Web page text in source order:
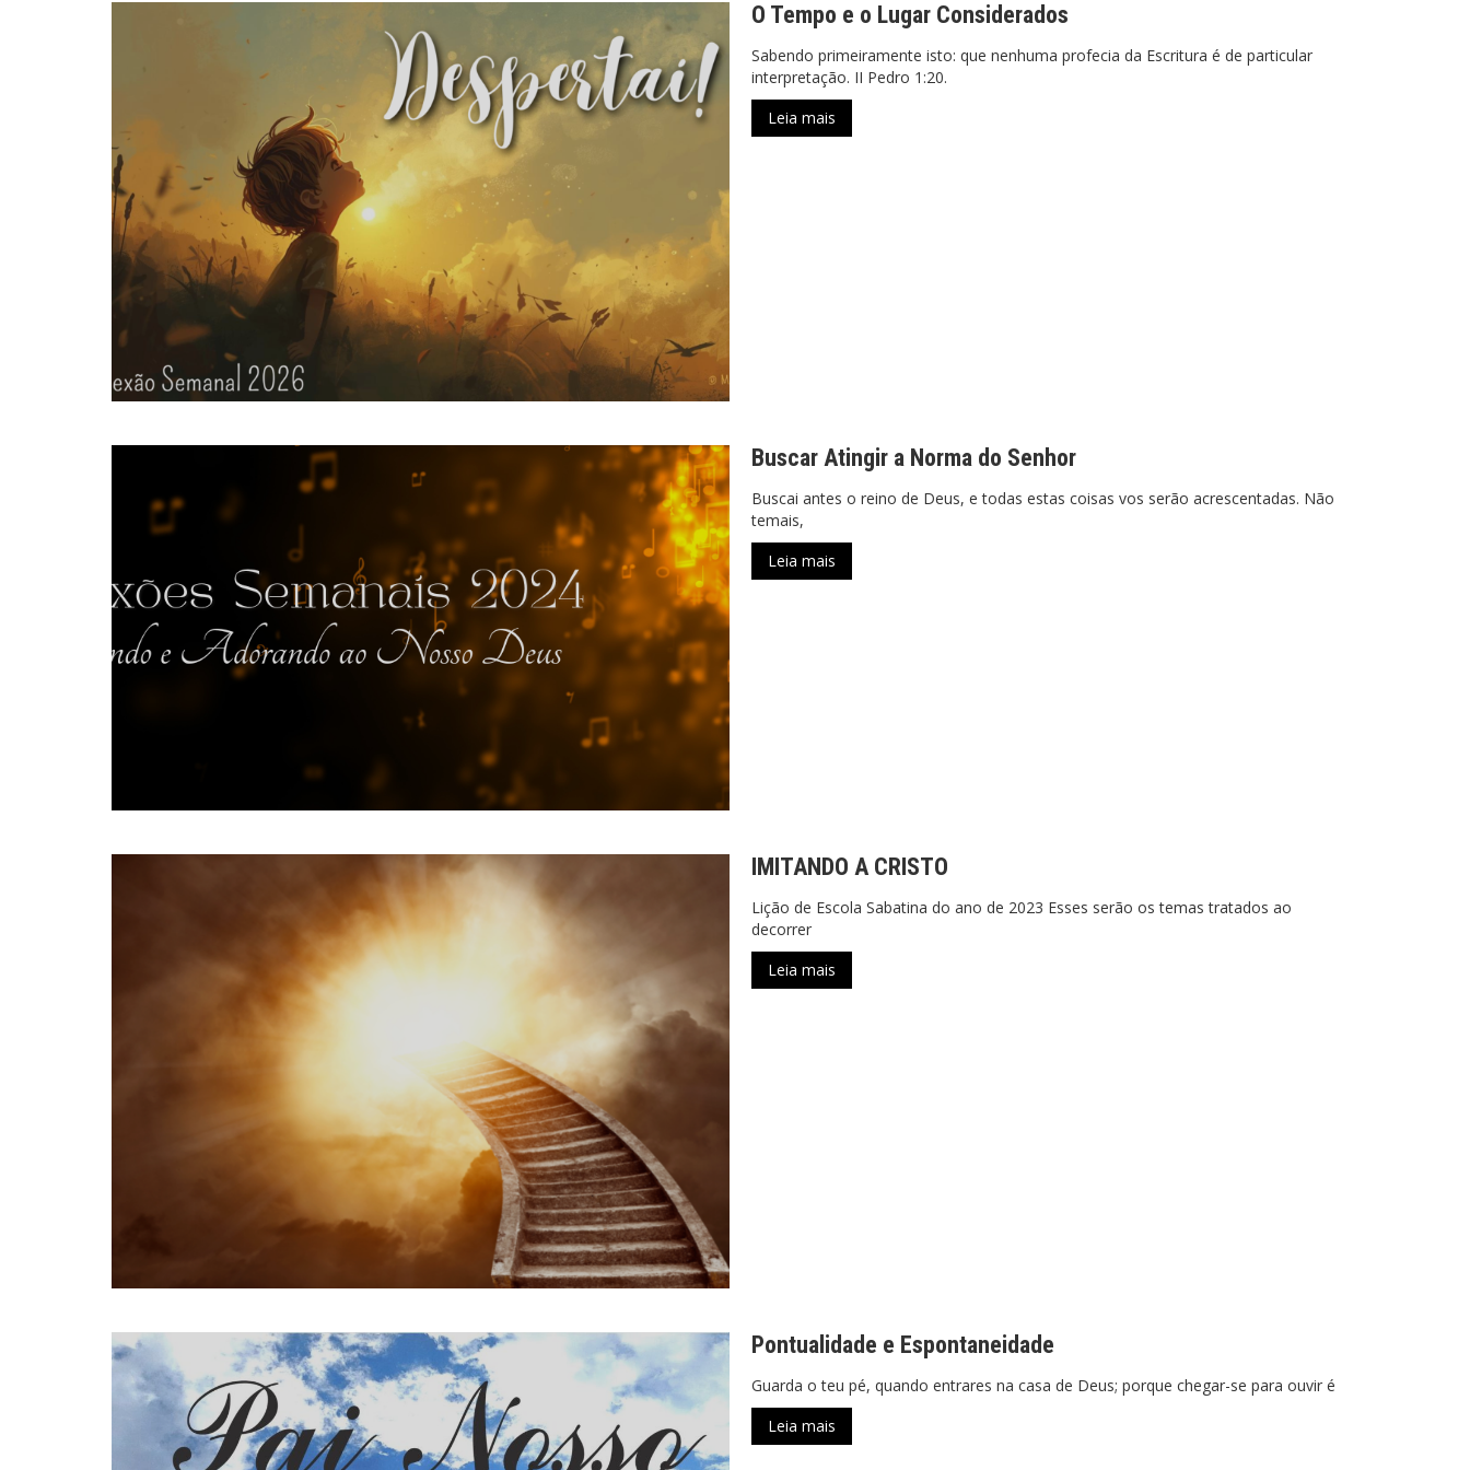
O Tempo e o Lugar Considerados
Sabendo primeiramente isto: que nenhuma profecia da Escritura é de particular
interpretação. II Pedro 1:20.
Leia mais
Buscar Atingir a Norma do Senhor
Buscai antes o reino de Deus, e todas estas coisas vos serão acrescentadas. Não
temais,
Leia mais
IMITANDO A CRISTO
Lição de Escola Sabatina do ano de 2023 Esses serão os temas tratados ao
decorrer
Leia mais
Pontualidade e Espontaneidade
Guarda o teu pé, quando entrares na casa de Deus; porque chegar-se para ouvir é
Leia mais